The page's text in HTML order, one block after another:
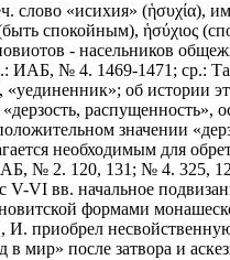
слово «исихия»
спокойным), ἡσύχιος
- насельников
ИАБ, № 4. 1469-1471; ср.:
«уединенник»; об истории
значении
необходимым для
№ 2. 120, 131; № 4. 325,
V-VI вв. начальное
формами
приобрел
в мир» после затвора и